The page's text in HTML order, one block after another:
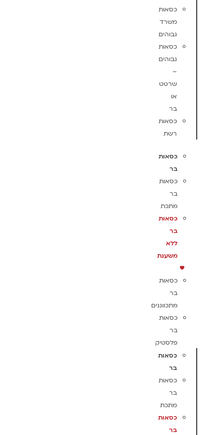
כסאות
משרד
גבוהים
כסאות
גבוהים
–
שרטט
או
בר
כסאות
רשת
כסאות
בר
כסאות
בר
מתכת
כסאות
בר
ללא
משענת
כסאות
בר
מתכווננים
כסאות
בר
פלסטיק
כסאות
בר
כסאות
בר
מתכת
כסאות
בר